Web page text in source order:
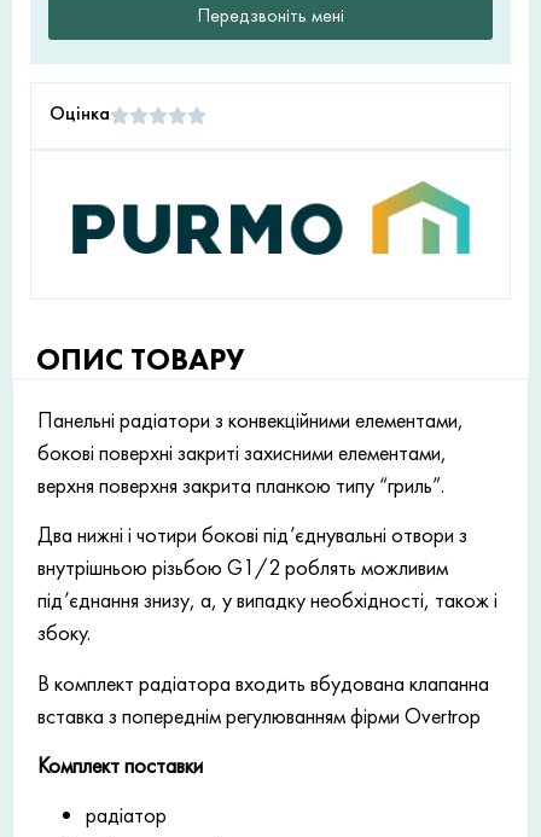
Передзвоніть мені
Оцінка
ОПИС ТОВАРУ
Панельні радіатори з конвекційними елементами,
бокові поверхні закриті захисними елементами,
верхня поверхня закрита планкою типу “гриль”.
Два нижні і чотири бокові під’єднувальні отвори з
внутрішньою різьбою G1/2 роблять можливим
під’єднання знизу, а, у випадку необхідності, також і
збоку.
В комплект радіатора входить вбудована клапанна
вставка з попереднім регулюванням фірми Overtrop
Комплект поставки
радіатор